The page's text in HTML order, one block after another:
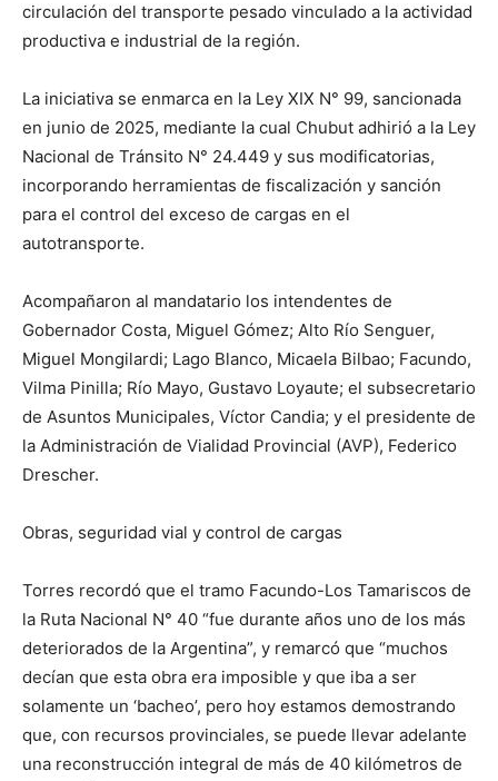
circulación del transporte pesado vinculado a la actividad
productiva e industrial de la región.
La iniciativa se enmarca en la Ley XIX N° 99, sancionada
en junio de 2025, mediante la cual Chubut adhirió a la Ley
Nacional de Tránsito N° 24.449 y sus modificatorias,
incorporando herramientas de fiscalización y sanción
para el control del exceso de cargas en el
autotransporte.
Acompañaron al mandatario los intendentes de
Gobernador Costa, Miguel Gómez; Alto Río Senguer,
Miguel Mongilardi; Lago Blanco, Micaela Bilbao; Facundo,
Vilma Pinilla; Río Mayo, Gustavo Loyaute; el subsecretario
de Asuntos Municipales, Víctor Candia; y el presidente de
la Administración de Vialidad Provincial (AVP), Federico
Drescher.
Obras, seguridad vial y control de cargas
Torres recordó que el tramo Facundo-Los Tamariscos de
la Ruta Nacional N° 40 “fue durante años uno de los más
deteriorados de la Argentina”, y remarcó que “muchos
decían que esta obra era imposible y que iba a ser
solamente un ‘bacheo’, pero hoy estamos demostrando
que, con recursos provinciales, se puede llevar adelante
una reconstrucción integral de más de 40 kilómetros de